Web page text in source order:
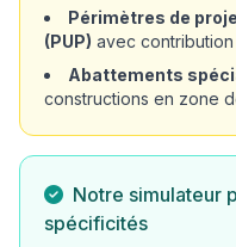
Périmètres de
(PUP) avec
Abattements
constructions en zone
Notre simulateur
spécificités